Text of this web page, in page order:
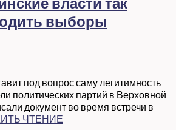
выборы
под вопрос саму легитимность
политических партий в Верховной
документ во время встречи в
ЧТЕНИЕ